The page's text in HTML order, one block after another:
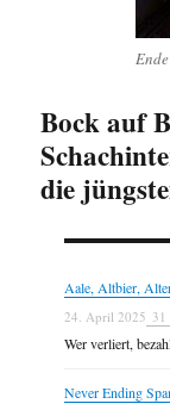
Bock auf
die
Aale, Altbier,
24. April 2025 31
Wer verliert,
Never Ending